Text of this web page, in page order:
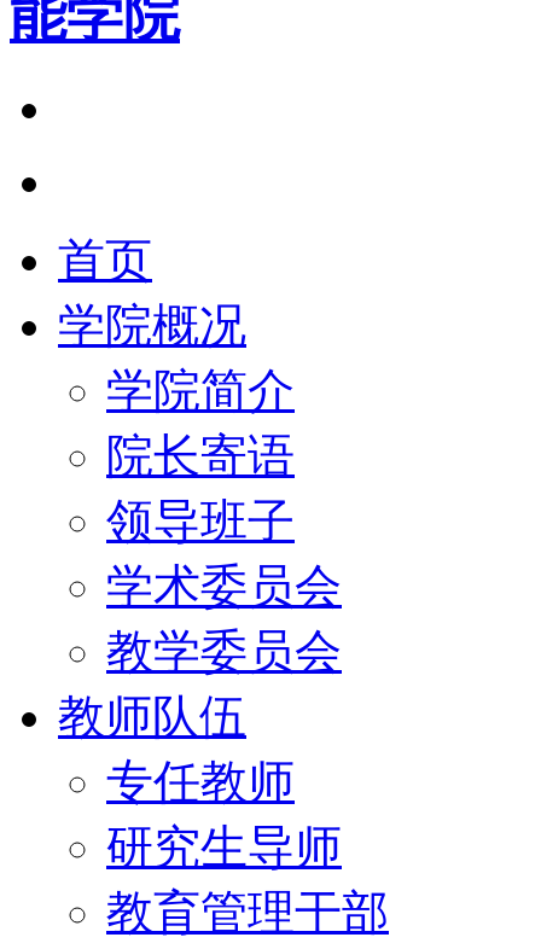
能学院
首页
学院概况
学院简介
院长寄语
领导班子
学术委员会
教学委员会
教师队伍
专任教师
研究生导师
教育管理干部